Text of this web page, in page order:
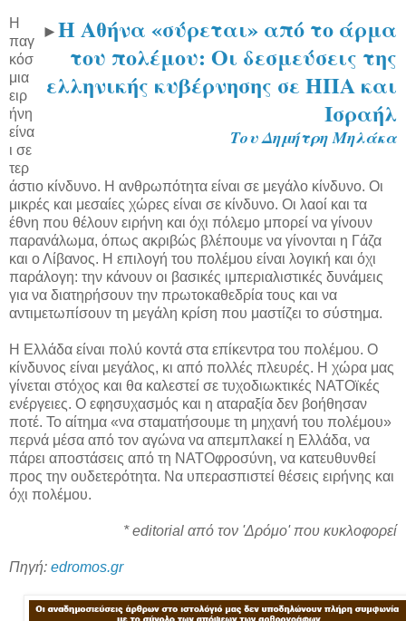
►Η Αθήνα «σύρεται» από το άρμα
του πολέμου: Οι δεσμεύσεις της
ελληνικής κυβέρνησης σε ΗΠΑ και
Ισραήλ
Του Δημήτρη Μηλάκα
Η
παγ
κόσ
μια
ειρ
ήνη
είνα
ι σε
τερ
άστιο κίνδυνο. Η ανθρωπότητα είναι σε μεγάλο κίνδυνο. Οι
μικρές και μεσαίες χώρες είναι σε κίνδυνο. Οι λαοί και τα
έθνη που θέλουν ειρήνη και όχι πόλεμο μπορεί να γίνουν
παρανάλωμα, όπως ακριβώς βλέπουμε να γίνονται η Γάζα
και ο Λίβανος. Η επιλογή του πολέμου είναι λογική και όχι
παράλογη: την κάνουν οι βασικές ιμπεριαλιστικές δυνάμεις
για να διατηρήσουν την πρωτοκαθεδρία τους και να
αντιμετωπίσουν τη μεγάλη κρίση που μαστίζει το σύστημα.
Η Ελλάδα είναι πολύ κοντά στα επίκεντρα του πολέμου. Ο
κίνδυνος είναι μεγάλος, κι από πολλές πλευρές. Η χώρα μας
γίνεται στόχος και θα καλεστεί σε τυχοδιωκτικές ΝΑΤΟϊκές
ενέργειες. Ο εφησυχασμός και η αταραξία δεν βοήθησαν
ποτέ. Το αίτημα «να σταματήσουμε τη μηχανή του πολέμου»
περνά μέσα από τον αγώνα να απεμπλακεί η Ελλάδα, να
πάρει αποστάσεις από τη ΝΑΤΟφροσύνη, να κατευθυνθεί
προς την ουδετερότητα. Να υπερασπιστεί θέσεις ειρήνης και
όχι πολέμου.
* editorial από τον 'Δρόμο' που κυκλοφορεί
Πηγή: edromos.gr